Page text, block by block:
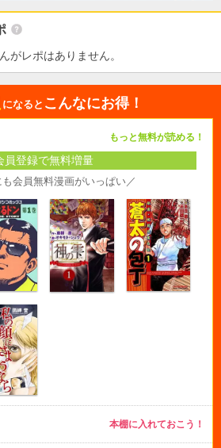
がレポはありません。
になると こんなにお得！
もっと無料が読める！
員登録で無料増量
会員無料漫画がいっぱい／
本棚に入れておこう！